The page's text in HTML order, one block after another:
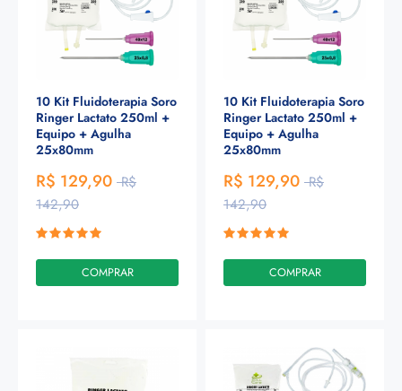
10 Kit Fluidoterapia Soro
Ringer Lactato 250ml +
Equipo + Agulha
25x80mm
R$ 129,90 R$
142,90
COMPRAR
10 Kit Fluidoterapia Soro
Ringer Lactato 250ml +
Equipo + Agulha
25x80mm
R$ 129,90 R$
142,90
COMPRAR